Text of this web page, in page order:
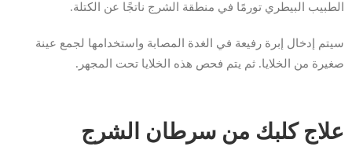
الطبيب البيطري تورمًا في منطقة الشرج ناتجًا عن الكتلة.
سيتم إدخال إبرة رفيعة في الغدة المصابة واستخدامها لجمع عينة
صغيرة من الخلايا. ثم يتم فحص هذه الخلايا تحت المجهر.
علاج كلبك من سرطان الشرج